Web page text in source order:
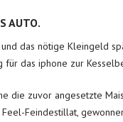
AUTO.
das nötige Kleingeld
für das iphone zur
die zuvor angesetzte
Feindestillat,